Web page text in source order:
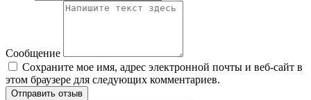
Сообщение
Сохраните мое имя, адрес электронной почты и веб-сайт в
этом браузере для следующих комментариев.
Отправить отзыв